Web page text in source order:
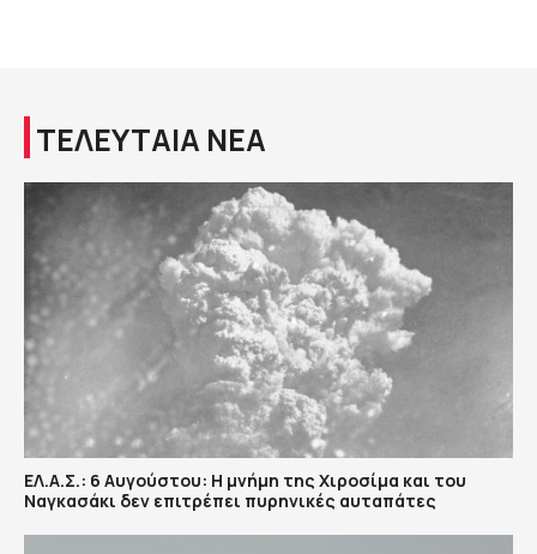
ΤΕΛΕΥΤΑΙΑ ΝΕΑ
ΕΛ.Α.Σ.: 6 Αυγούστου: Η μνήμη της Χιροσίμα και του
Ναγκασάκι δεν επιτρέπει πυρηνικές αυταπάτες